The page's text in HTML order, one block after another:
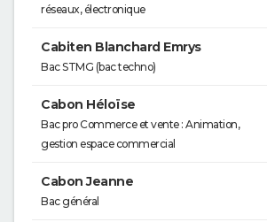
réseaux, électronique
Cabiten Blanchard Emrys
Bac STMG (bac techno)
Cabon Héloïse
Bac pro Commerce et vente : Animation,
gestion espace commercial
Cabon Jeanne
Bac général